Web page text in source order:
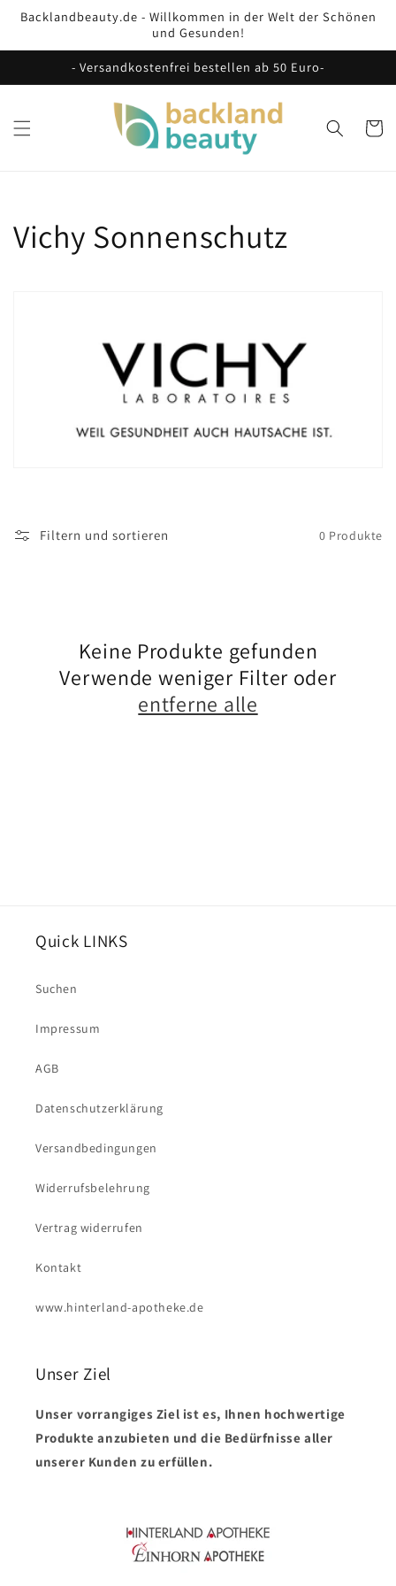
zum
Backlandbeauty.de - Willkommen in der Welt der Schönen
und Gesunden!
- Versandkostenfrei bestellen ab 50 Euro-
K
e
Vichy Sonnenschutz
Filtern und sortieren 0 Produkte
Keine Produkte gefunden
Verwende weniger Filter oder
entferne alle
Quick LINKS
Suchen
Impressum
AGB
Datenschutzerklärung
Versandbedingungen
Widerrufsbelehrung
Vertrag widerrufen
Kontakt
www.hinterland-apotheke.de
Unser Ziel
Unser vorrangiges Ziel ist es, Ihnen hochwertige
Produkte anzubieten und die Bedürfnisse aller
unserer Kunden zu erfüllen.